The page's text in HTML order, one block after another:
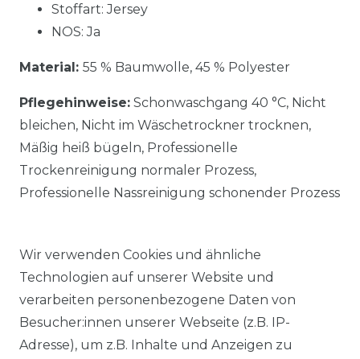
Stoffart: Jersey
NOS: Ja
Material: 55 % Baumwolle, 45 % Polyester
Pflegehinweise: Schonwaschgang 40 °C, Nicht
bleichen, Nicht im Wäschetrockner trocknen,
Mäßig heiß bügeln, Professionelle
Trockenreinigung normaler Prozess,
Professionelle Nassreinigung schonender Prozess
Ähnlicher Artikel
Wir verwenden Cookies und ähnliche
Technologien auf unserer Website und
verarbeiten personenbezogene Daten von
Besucher:innen unserer Webseite (z.B. IP-
Adresse), um z.B. Inhalte und Anzeigen zu